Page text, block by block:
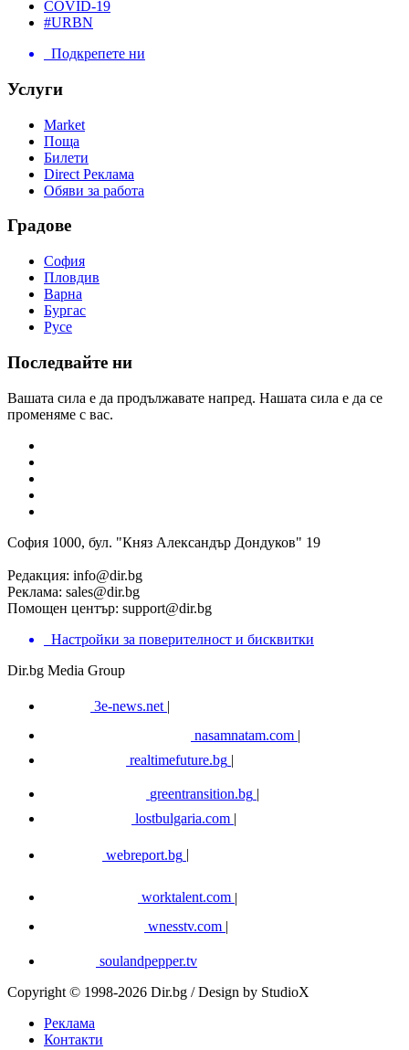
COVID-19
#URBN
Подкрепете ни
Услуги
Market
Поща
Билети
Direct Реклама
Обяви за работа
Градове
София
Пловдив
Варна
Бургас
Русе
Последвайте ни
Вашата сила е да продължавате напред. Нашата сила е да се
променяме с вас.
София 1000, бул. "Княз Александър Дондуков" 19
Редакция: info@dir.bg
Реклама: sales@dir.bg
Помощен център: support@dir.bg
Настройки за поверителност и бисквитки
Dir.bg Media Group
3e-news.net |
nasamnatam.com |
realtimefuture.bg |
greentransition.bg |
lostbulgaria.com |
webreport.bg
worktalent.com |
wnesstv.com |
soulandpepper.tv
Copyright © 1998-2026 Dir.bg / Design by StudioX
Реклама
Контакти